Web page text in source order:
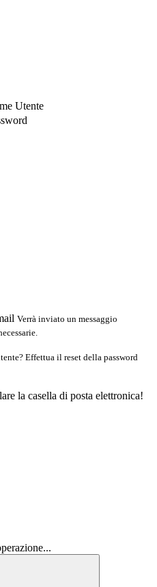
Utente
Verrà inviato un messaggio
Effettua il reset della password
la casella di posta elettronica!